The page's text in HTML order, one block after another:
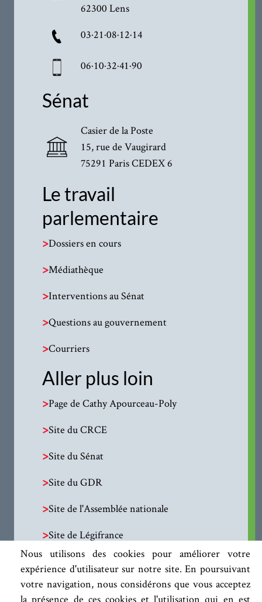
Nous utilisons des cookies pour améliorer votre
expérience d'utilisateur sur notre site. En poursuivant
votre navigation, nous considérons que vous acceptez
la présence de ces cookies et l'utilisation qui en est
62300 Lens
03·21·08·12·14
06·10·32·41·90
Sénat
Casier de la Poste
15, rue de Vaugirard
75291 Paris CEDEX 6
Le travail
parlementaire
>Dossiers en cours
>Médiathèque
>Interventions au Sénat
>Questions au gouvernement
>Courriers
Aller plus loin
>Page de Cathy Apourceau-Poly
>Site du CRCE
>Site du Sénat
>Site du GDR
>Site de l'Assemblée nationale
>Site de Légifrance